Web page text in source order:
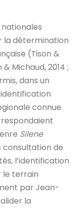
la détermination
(Tison &
Michaud, 2014 ;
dans un
connue.
Silene
consultation de
l’identification
le terrain
par Jean-
la